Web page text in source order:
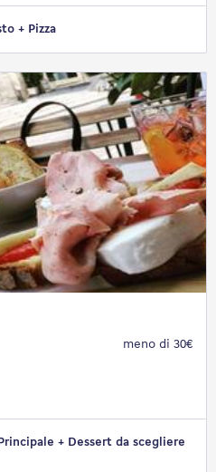
+ Pizza
meno di 30€
+ Dessert da scegliere